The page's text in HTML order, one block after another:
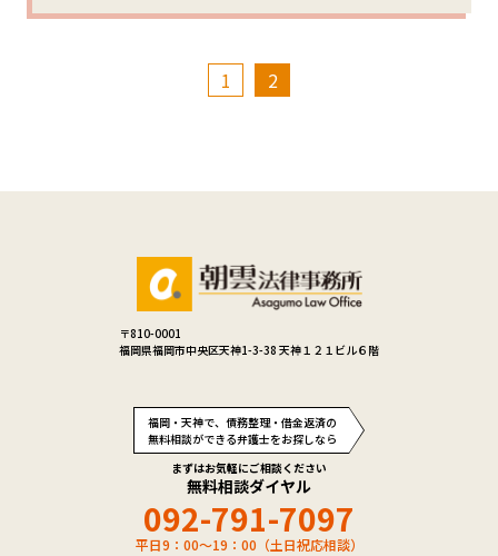
1 2
〒810-0001
福岡県福岡市中央区天神1-3-38 天神１２１ビル６階
福岡・天神で、債務整理・借金返済の
無料相談ができる弁護士をお探しなら
まずはお気軽にご相談ください
無料相談ダイヤル
092-791-7097
平日9：00～19：00（土日祝応相談）